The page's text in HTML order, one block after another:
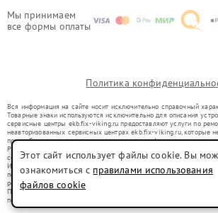
Мы принимаем
все формы оплаты
Политика
Вся информация на сайте носит исключительно справочный
Товарные знаки используются исключительно для описания
сервисные центры ekb.fix-viking.ru предоставляют услуги по
неавторизованных сервисных центрах ekb.fix-viking.ru, которые
правообладателями товарных знаков или их официальными
Ремонт осуществляется для устройств, уже введенных в
со статьей 1487 ГК РФ.
Использование товарных знаков не преследует цели
потребителей в заблуждение, а служит для информирования о
ремонту техники указанных брендов.
Представленная на сайте информация не является публичной
положениями Статьи 437(2) Гражданского кодекса РФ
Этот сайт использует файлы cookie. Вы
ознакомиться с правилами использования
файлов cookie